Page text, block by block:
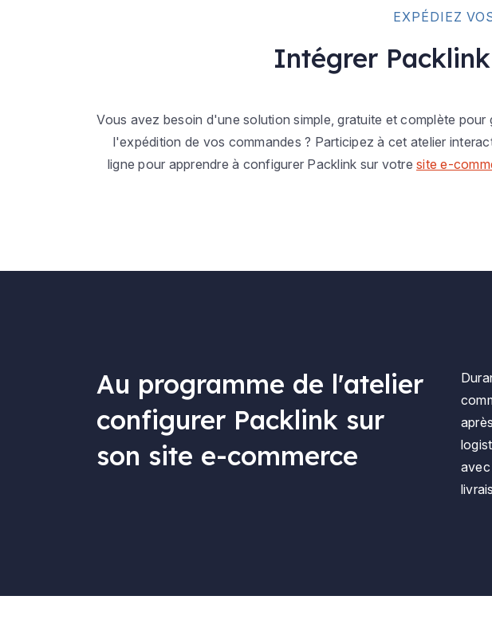
EXPÉDIEZ
Intégrer
Vous avez besoin d'une solution simple, gratuite et complète pour
l'expédition de vos commandes ? Participez à cet atelier
ligne pour apprendre à configurer Packlink sur votre site e-
Au programme de l'atelier
configurer Packlink sur
son site e-commerce